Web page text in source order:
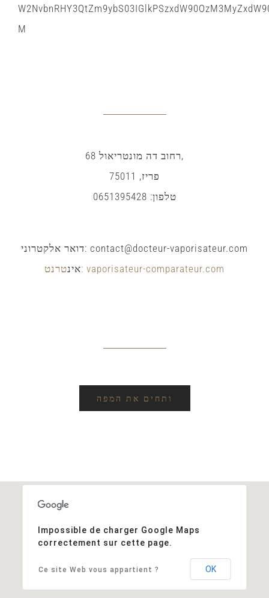
M
רחוב דה מונטריאול 68,
פריז, 75011
טלפון: 0651395428
דואר אלקטרוני: contact@docteur-vaporisateur.com
אינטרנט: vaporisateur-comparateur.com
ותחים את המפה
Impossible de charger Google Maps
correctement sur cette page.
Ce site Web vous appartient ? OK